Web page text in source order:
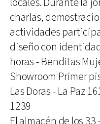
charlas,
actividades
diseño con
horas - Benditas
Showroom Primer
Las Doras - La Paz
1239
El almacén de los